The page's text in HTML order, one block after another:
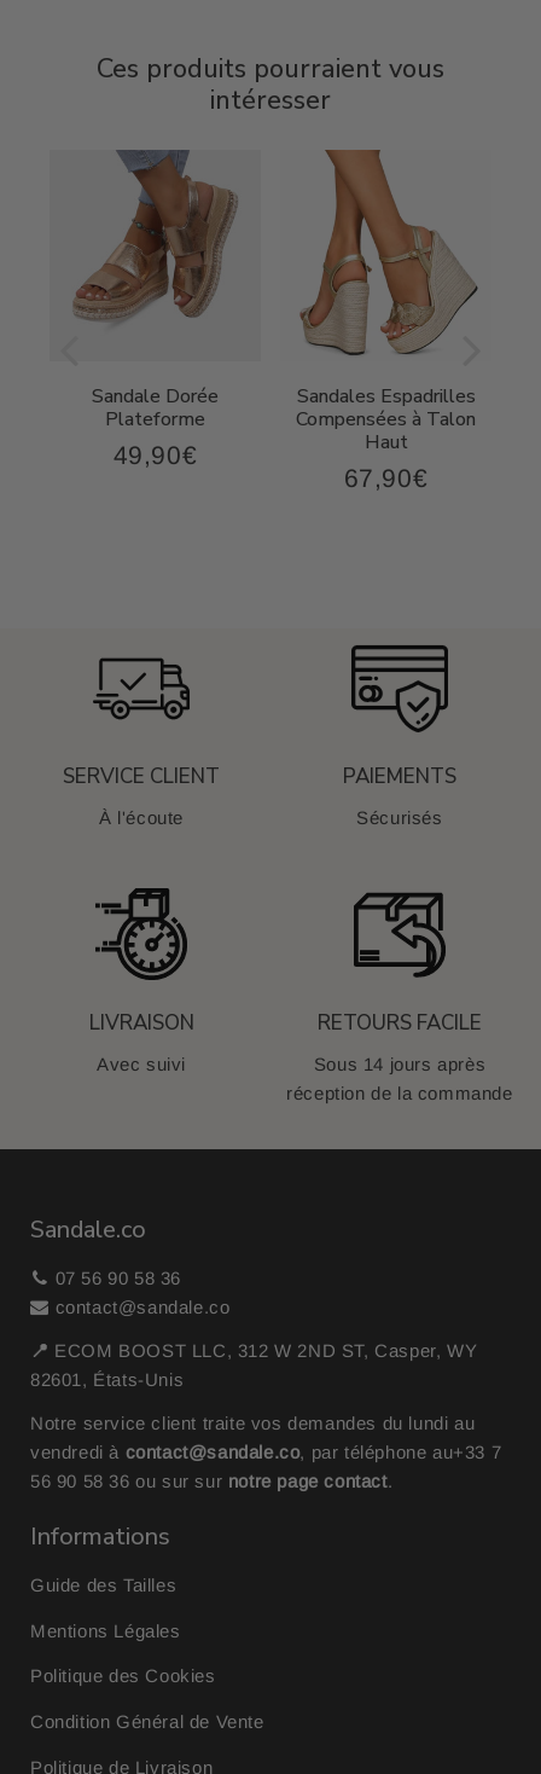
Ces produits pourraient vous
intéresser
Sandale Dorée
Plateforme
Prix
49,90€
Sandales Espadrilles
Compensées à Talon
Haut
Prix
67,90€
SERVICE CLIENT
À l'écoute
PAIEMENTS
Sécurisés
LIVRAISON
Avec suivi
RETOURS FACILE
Sous 14 jours après
réception de la commande
Sandale.co
07 56 90 58 36
contact@sandale.co
📍 ECOM BOOST LLC, 312 W 2ND ST, Casper, WY
82601, États-Unis
Notre service client traite vos demandes du lundi au
vendredi à contact@sandale.co, par téléphone au+33 7
56 90 58 36ou sur sur notre page contact.
Informations
Guide des Tailles
Mentions Légales
Politique des Cookies
Condition Général de Vente
Politique de Livraison